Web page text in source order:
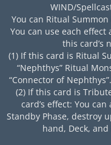
WIND/
You can Ritual
You can use each
this card’s
(1) If this card is Ritual
“Nephthys” Ritual
“Connector of
(2) If this card is
card’s effect: You
Standby Phase, destroy
hand, Deck,